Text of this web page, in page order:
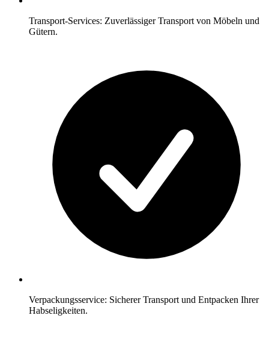
Transport-Services: Zuverlässiger Transport von Möbeln und
Gütern.
Verpackungsservice: Sicherer Transport und Entpacken Ihrer
Habseligkeiten.